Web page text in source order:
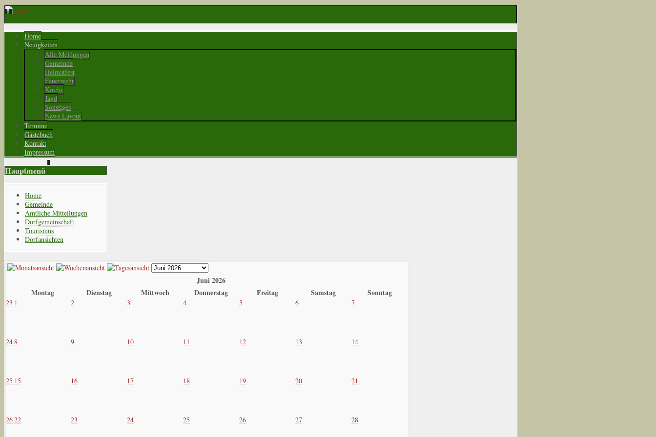
Home
Neuigkeiten
Alle Meldungen
Gemeinde
Heimatfest
Feuerwehr
Kirche
Jagd
Sonstiges
News Layout
Termine
Gästebuch
Kontakt
Impressum
Hauptmenü
Home
Gemeinde
Amtliche Mitteilungen
Dorfgemeinschaft
Tourismus
Dorfansichten
Juni 2026
Montag
Dienstag Mittwoch Donnerstag Freitag Samstag Sonntag
23 1 2 3 4 5 6 7
248 9 10 11 12 13 14
25 15 16 17 18 19 20 21
2622 23 24 25 26 27 28